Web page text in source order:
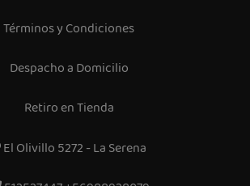
Términos y Condiciones
Despacho a Domicilio
Retiro en Tienda
El Olivillo 5272 - La Serena